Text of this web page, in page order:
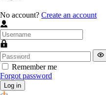
No account? Create an account
Remember me
Forgot password
Log in